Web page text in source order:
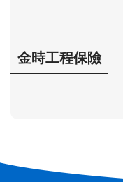
金時工程保險